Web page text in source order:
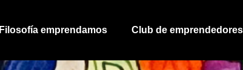
Filosofía emprendamos Club de emprendedores